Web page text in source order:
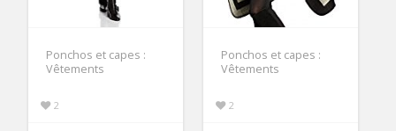
Ponchos et capes :
Vêtements
2
Ponchos et capes :
Vêtements
2